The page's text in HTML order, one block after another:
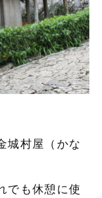
城村屋（かな
でも休憩に使